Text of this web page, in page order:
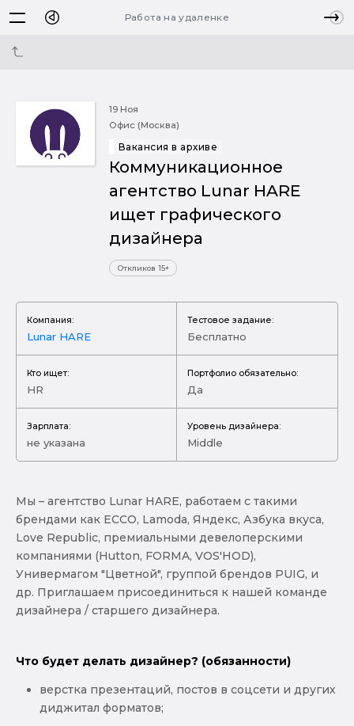
Работа на удаленке
19 Ноя
Офис (Москва)
Вакансия в архиве
Коммуникационное
агентство Lunar HARE
ищет графического
дизайнера
Откликов 15+
Компания:
Lunar HARE
Тестовое задание:
Бесплатно
Кто ищет:
HR
Портфолио обязательно:
Да
Зарплата:
не указана
Уровень дизайнера:
Middle
Мы – агентство Lunar HARE, работаем с такими
брендами как ECCO, Lamoda, Яндекс, Азбука вкуса,
Love Republic, премиальными девелоперскими
компаниями (Hutton, FORMA, VOS'HOD),
Универмагом "Цветной", группой брендов PUIG, и
др. Приглашаем присоединиться к нашей команде
дизайнера / старшего дизайнера.
Что будет делать дизайнер? (обязанности)
верстка презентаций, постов в соцсети и других
диджитал форматов;